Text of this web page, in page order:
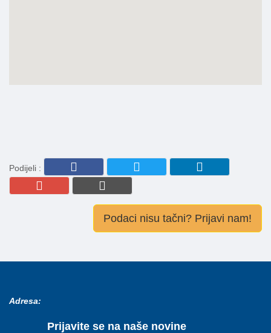
Podijeli :
Podaci nisu tačni? Prijavi nam!
Adresa:
Prijavite se na naše novine